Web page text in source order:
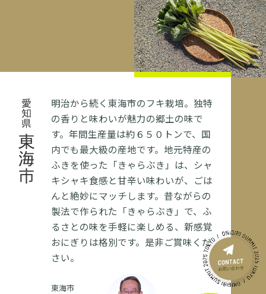
愛知県
東海市
明治から続く東海市のフキ栽培。独特
の香りと味わいが魅力の郷土の味で
す。年間生産量は約６５０トンで、国
内でも最大級の産地です。地元特産の
ふきを使った「きゃらぶき」は、シャ
キシャキ食感と甘辛い味わいが、ごは
んと絶妙にマッチします。昔ながらの
製法で作られた「きゃらぶき」で、ふ
るさとの味を手軽に楽しめる、新感覚
おにぎりは格別です。是非ご賞味くだ
さい。
東海市